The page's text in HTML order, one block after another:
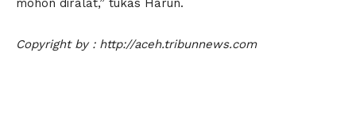
mohon diralat,” tukas Harun.
Copyright by : http://aceh.tribunnews.com